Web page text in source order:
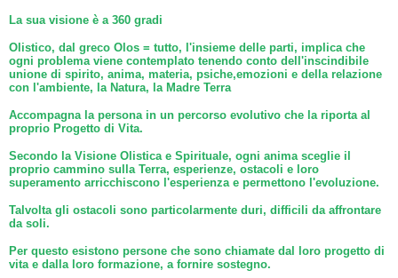
La sua visione è a 360 gradi
Olistico, dal greco Olos = tutto, l'insieme delle parti, implica che
ogni problema viene contemplato tenendo conto dell'inscindibile
unione di spirito, anima, materia, psiche,emozioni e della relazione
con l'ambiente, la Natura, la Madre Terra
Accompagna la persona in un percorso evolutivo che la riporta al
proprio Progetto di Vita.
Secondo la Visione Olistica e Spirituale, ogni anima sceglie il
proprio cammino sulla Terra, esperienze, ostacoli e loro
superamento arricchiscono l'esperienza e permettono l'evoluzione.
Talvolta gli ostacoli sono particolarmente duri, difficili da affrontare
da soli.
Per questo esistono persone che sono chiamate dal loro progetto di
vita e dalla loro formazione, a fornire sostegno.